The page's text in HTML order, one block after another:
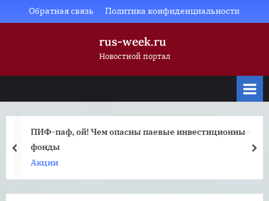
to
Обратная связь Политика конфиденциальности
rus-week.ru
Новостной портал
ПИФ-паф, ой! Чем опасны паевые инвестиционные
фонды
Акции
prev